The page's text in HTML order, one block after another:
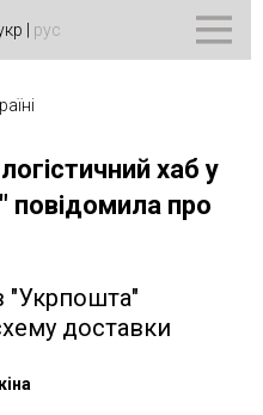
рус
хаб у
повідомила про
"Укрпошта"
доставки